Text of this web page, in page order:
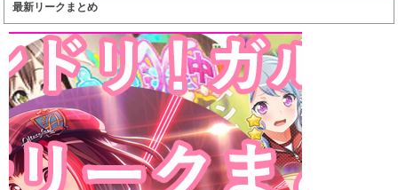
最新リークまとめ